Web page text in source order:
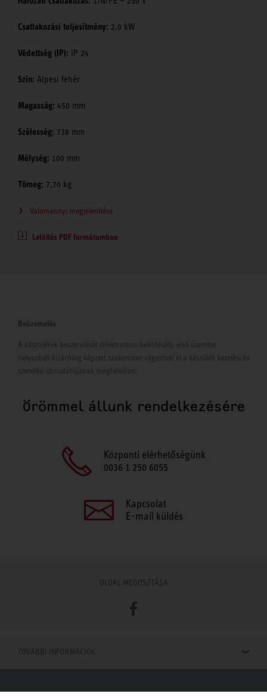
Csatlakozási teljesítmény: 2,0 kW
Védettség (IP): IP 24
Szín: Alpesi fehér
Magasság: 450 mm
Szélesség: 738 mm
Mélység: 100 mm
Tömeg: 7,70 kg
Valamennyi megjelenítése
Letöltés PDF formátumban
Beüzemelés
A készülékek beszerelését (elektromos bekötését), első üzembe
helyezését kizárólag képzett szakember végezheti el a készülék kezelési és
szerelési útmutatójának megfelelően.
Örömmel állunk rendelkezésére
Központi elérhetőségünk
0036 1 250 6055
Kapcsolat
E-mail küldés
OLDAL MEGOSZTÁSA
Facebook
TOVÁBBI INFORMÁCIÓK